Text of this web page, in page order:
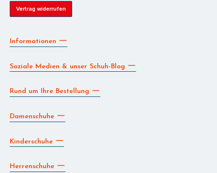
Vertrag widerrufen
Informationen
Soziale Medien & unser Schuh-Blog
Rund um Ihre Bestellung
Damenschuhe
Kinderschuhe
Herrenschuhe